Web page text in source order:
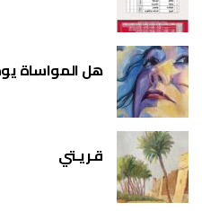
هل المواساة
قـريـتي